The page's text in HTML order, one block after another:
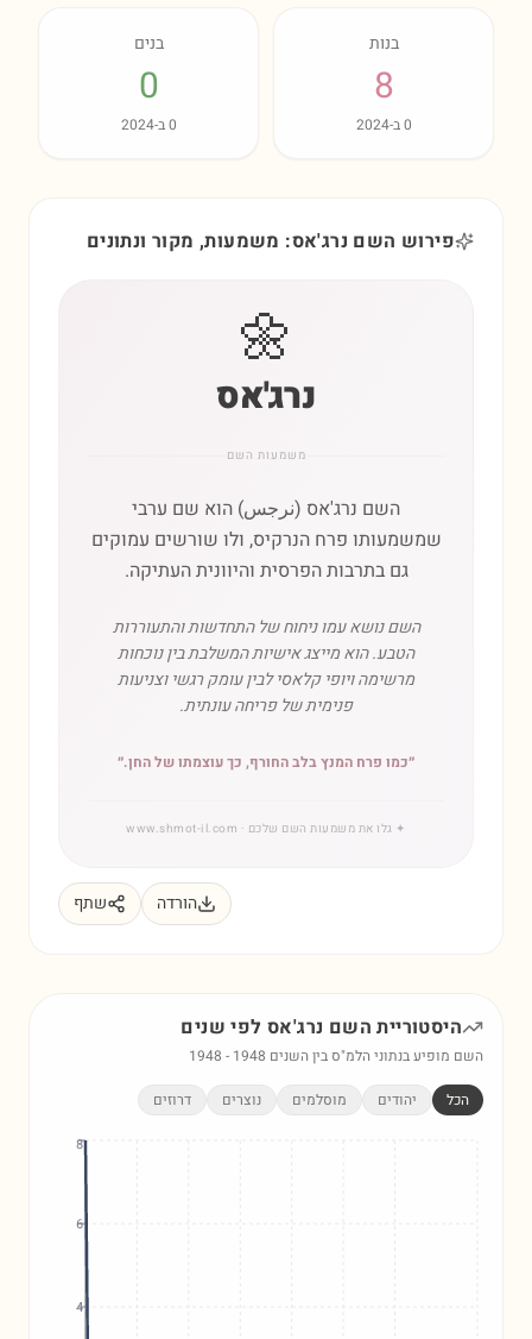
בנות
8
0ב-2024
בנים
0
0ב-2024
פירוש השם נרג'אס: משמעות, מקור ונתונים
🌼
נרג'אס
משמעות השם
השם נרג'אס (نرجس) הוא שם ערבי
שמשמעותו פרח הנרקיס, ולו שורשים עמוקים
גם בתרבות הפרסית והיוונית העתיקה.
השם נושא עמו ניחוח של התחדשות והתעוררות
הטבע. הוא מייצג אישיות המשלבת בין נוכחות
מרשימה ויופי קלאסי לבין עומק רגשי וצניעות
פנימית של פריחה עונתית.
״כמו פרח המנץ בלב החורף, כך עוצמתו של החן.״
✦ גלו את משמעות השם שלכם · www.shmot-il.com
הורדה שתף
היסטוריית השם נרג'אס לפי שנים
השם מופיע בנתוני הלמ"ס בין השנים 1948 - 1948
הכל יהודים מוסלמים נוצרים דרוזים
4
6
8